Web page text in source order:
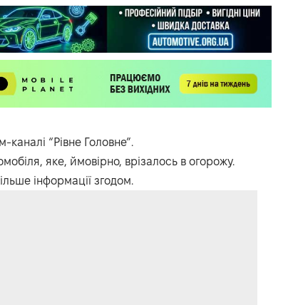
каналі “Рівне Головне”.
яке, ймовірно, врізалось в огорожу.
інформації згодом.